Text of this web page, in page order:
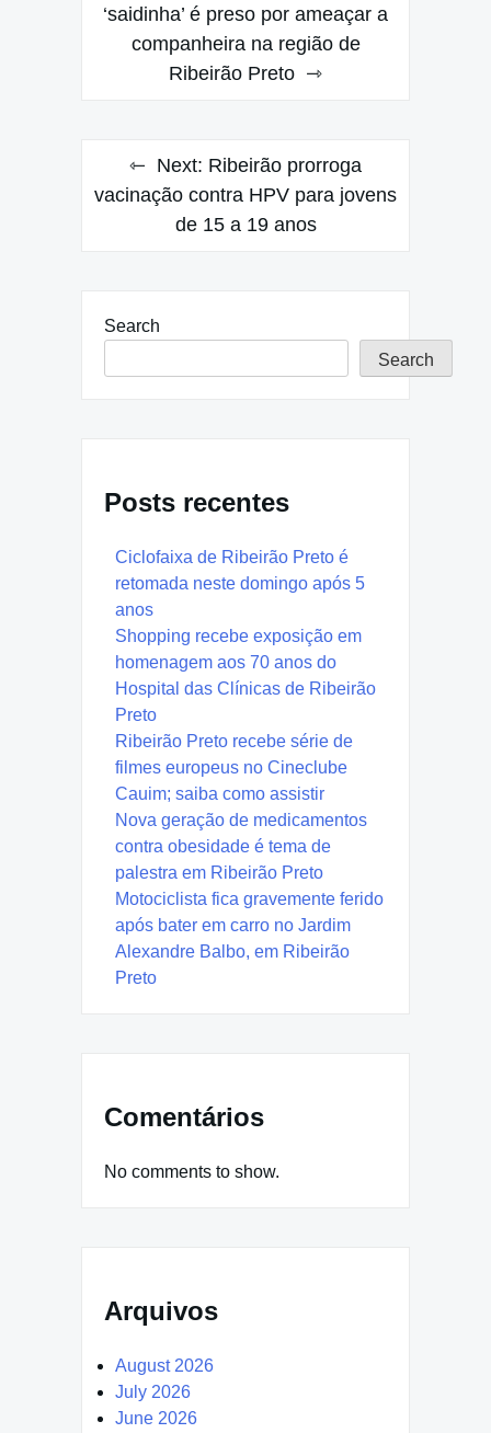
navigation
‘saidinha’ é preso por ameaçar a
companheira na região de
Ribeirão Preto
Next: Ribeirão prorroga
vacinação contra HPV para jovens
de 15 a 19 anos
Search
Search
Posts recentes
Ciclofaixa de Ribeirão Preto é
retomada neste domingo após 5
anos
Shopping recebe exposição em
homenagem aos 70 anos do
Hospital das Clínicas de Ribeirão
Preto
Ribeirão Preto recebe série de
filmes europeus no Cineclube
Cauim; saiba como assistir
Nova geração de medicamentos
contra obesidade é tema de
palestra em Ribeirão Preto
Motociclista fica gravemente ferido
após bater em carro no Jardim
Alexandre Balbo, em Ribeirão
Preto
Comentários
No comments to show.
Arquivos
August 2026
July 2026
June 2026